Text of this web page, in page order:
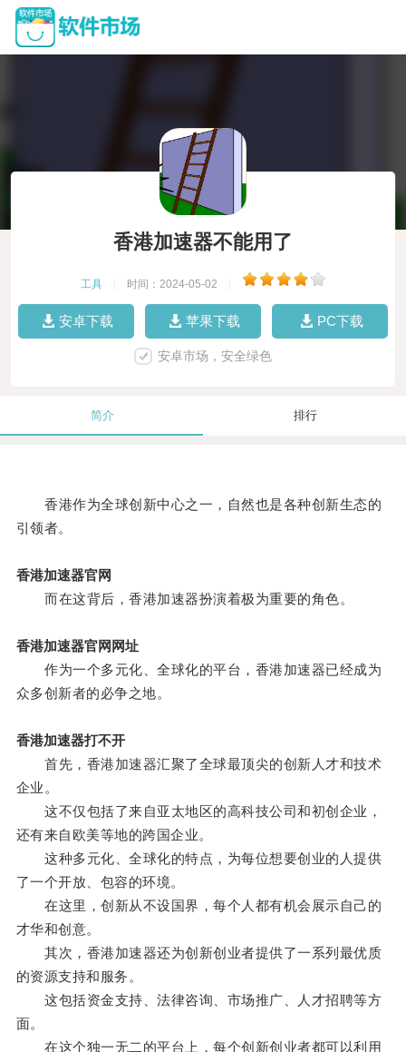
香港加速器不能用了
工具 时间：2024-05-02
安卓下载 苹果下载 PC下载
安卓市场，安全绿色
简介 排行
香港作为全球创新中心之一，自然也是各种创新生态的
引领者。
香港加速器官网
而在这背后，香港加速器扮演着极为重要的角色。
香港加速器官网网址
作为一个多元化、全球化的平台，香港加速器已经成为
众多创新者的必争之地。
香港加速器打不开
首先，香港加速器汇聚了全球最顶尖的创新人才和技术
企业。
这不仅包括了来自亚太地区的高科技公司和初创企业，
还有来自欧美等地的跨国企业。
这种多元化、全球化的特点，为每位想要创业的人提供
了一个开放、包容的环境。
在这里，创新从不设国界，每个人都有机会展示自己的
才华和创意。
其次，香港加速器还为创新创业者提供了一系列最优质
的资源支持和服务。
这包括资金支持、法律咨询、市场推广、人才招聘等方
面。
在这个独一无二的平台上，每个创新创业者都可以利用